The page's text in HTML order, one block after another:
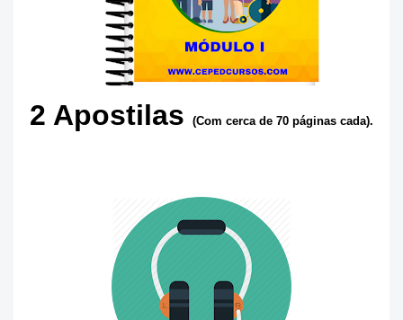
2 Apostilas (Com cerca de 70 páginas cada).